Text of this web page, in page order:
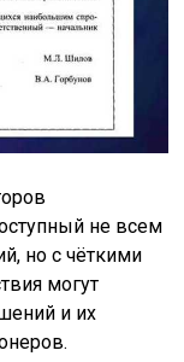
не всем
но с чёткими
могут
и их